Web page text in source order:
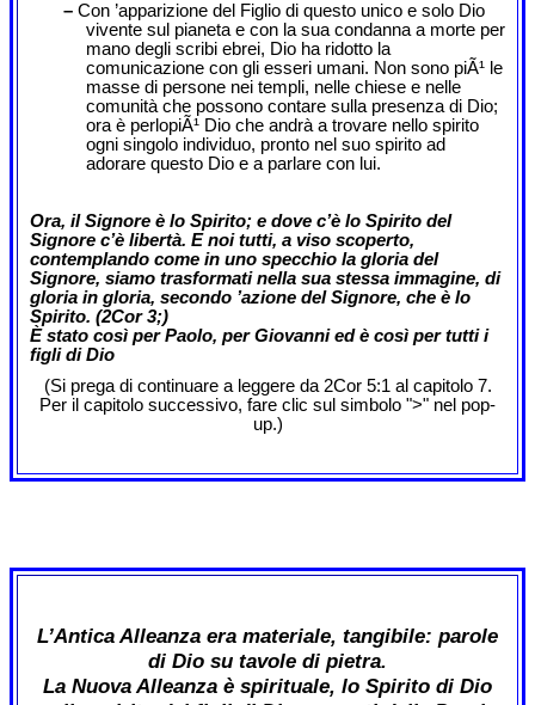
– Con ’apparizione del Figlio di questo unico e solo Dio
vivente sul pianeta e con la sua condanna a morte per
mano degli scribi ebrei, Dio ha ridotto la
comunicazione con gli esseri umani. Non sono piÃ¹ le
masse di persone nei templi, nelle chiese e nelle
comunità che possono contare sulla presenza di Dio;
ora è perlopiÃ¹ Dio che andrà a trovare nello spirito
ogni singolo individuo, pronto nel suo spirito ad
adorare questo Dio e a parlare con lui.
Ora, il Signore è lo Spirito; e dove c’è lo Spirito del
Signore c’è libertà. E noi tutti, a viso scoperto,
contemplando come in uno specchio la gloria del
Signore, siamo trasformati nella sua stessa immagine, di
gloria in gloria, secondo ’azione del Signore, che è lo
Spirito. (2Cor 3;)
È stato così per Paolo, per Giovanni ed è così per tutti i
figli di Dio
(Si prega di continuare a leggere da 2Cor 5:1 al capitolo 7.
Per il capitolo successivo, fare clic sul simbolo ">" nel pop-
up.)
L’Antica Alleanza era materiale, tangibile: parole
di Dio su tavole di pietra.
La Nuova Alleanza è spirituale, lo Spirito di Dio